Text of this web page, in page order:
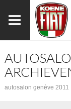
autosalon genève 2011